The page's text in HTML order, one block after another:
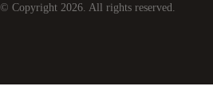
© Copyright 2026 . All rights reserved.